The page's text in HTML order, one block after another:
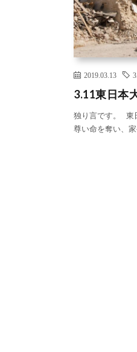
2019.03.13
3.11東日本
独り言です。 東
尊い命を奪い、